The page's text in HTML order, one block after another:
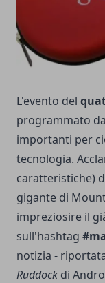
L'evento del
programmato da
importanti per
tecnologia.
caratteristiche)
gigante di
impreziosire il
sull'hashtag
notizia -
Ruddock di